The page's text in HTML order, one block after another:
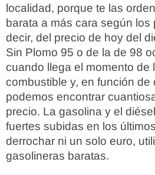
localidad, porque te las
barata a más cara según los
decir, del precio de hoy del
Sin Plomo 95 o de la de 98
cuando llega el momento de
combustible y, en función de
podemos encontrar
precio. La gasolina y el
fuertes subidas en los
derrochar ni un solo euro,
gasolineras baratas.